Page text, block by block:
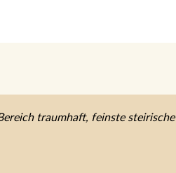
traumhaft, feinste steirische